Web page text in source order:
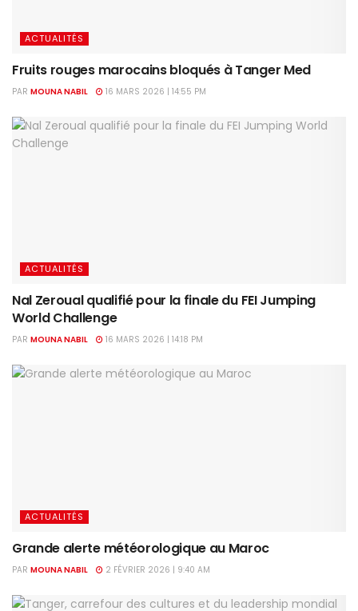
ACTUALITÉS
Fruits rouges marocains bloqués à Tanger Med
PAR MOUNA NABIL 16 MARS 2026 | 14:55 PM
ACTUALITÉS
Nal Zeroual qualifié pour la finale du FEI Jumping
World Challenge
PAR MOUNA NABIL 16 MARS 2026 | 14:18 PM
ACTUALITÉS
Grande alerte météorologique au Maroc
PAR MOUNA NABIL 2 FÉVRIER 2026 | 9:40 AM